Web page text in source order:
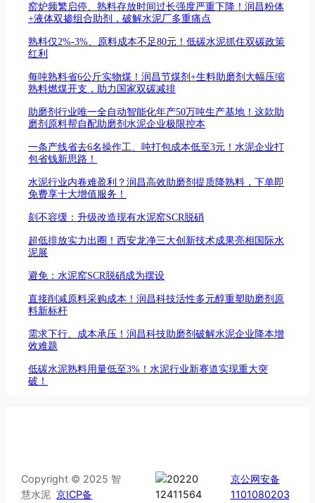
窑炉频繁启停、熟料存放时间过长强度严重下降！润昌粉体
+液体双掺组合助剂，破解水泥厂多重痛点
熟料仅2%-3%、原料成本不足80元！低碳水泥抓住双碳政策
红利
每吨熟料省6公斤实物煤！润昌节煤剂+生料助磨剂大幅压缩
熟料燃煤开支，助力国家双碳减排
助磨剂行业唯一全自动智能化年产50万吨生产基地！这款助
磨剂原料帮自配助磨剂水泥企业极限控本
一条产线省去6名操作工、吨打包成本低至3元！水泥企业打
包省钱新思路！
水泥行业内卷难盈利？润昌高效助磨剂提质降熟料，下单即
免费享十大增值服务！
刻不容缓：升级改造现有水泥窑SCR脱硝
超低排放实力出圈！西安龙净三大创新技术成果亮相国际水
泥展
避免：水泥窑SCR脱硝成为摆设
直接削减原料采购成本！润昌科技活性多元醇重塑助磨剂原
料新标杆
需求下行、成本承压！润昌科技助磨剂破解水泥企业降本增
效难题
低碳水泥熟料用量低至3%！水泥行业新赛道实现重大突
破！
Copyright © 2025 智
慧水泥京ICP备
京公网安备
1101080203